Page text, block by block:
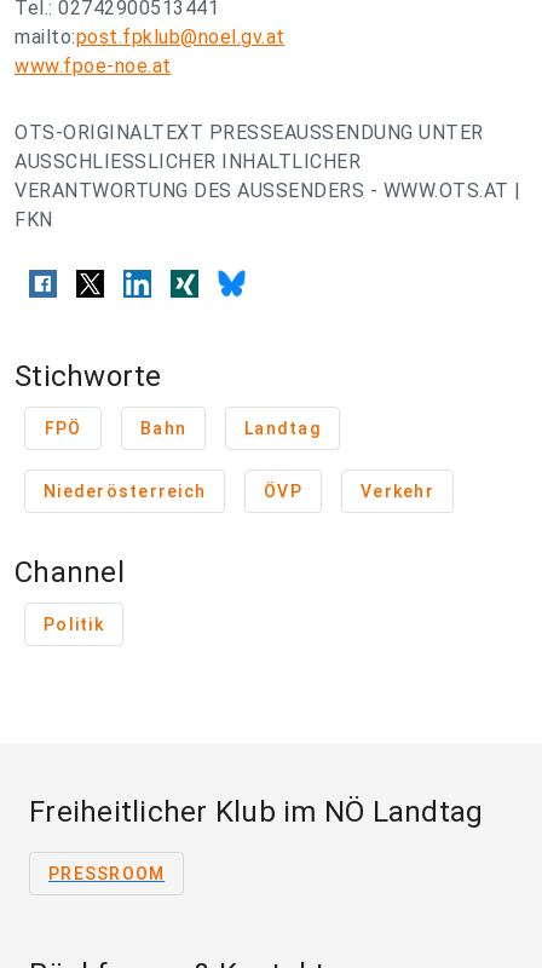
Tel.: 02742900513441
mailto:post.fpklub@noel.gv.at
www.fpoe-noe.at
OTS-ORIGINALTEXT PRESSEAUSSENDUNG UNTER
AUSSCHLIESSLICHER INHALTLICHER
VERANTWORTUNG DES AUSSENDERS - WWW.OTS.AT |
FKN
Stichworte
FPÖ Bahn Landtag
Niederösterreich ÖVP Verkehr
Channel
Politik
Freiheitlicher Klub im NÖ Landtag
PRESSROOM